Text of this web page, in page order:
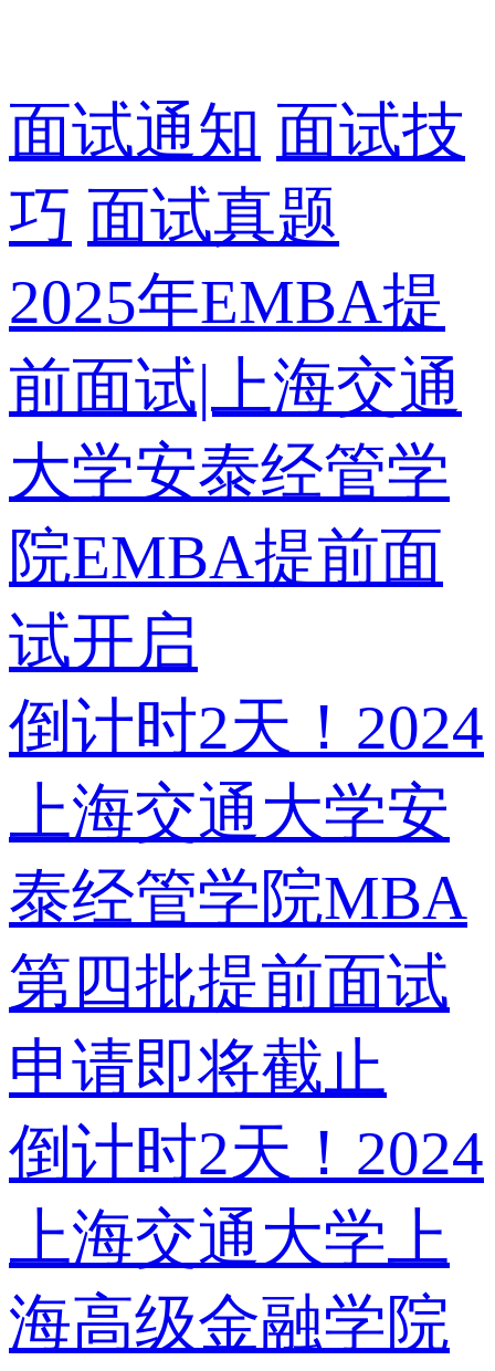
面试通知 面试技
巧 面试真题
2025年EMBA提
前面试|上海交通
大学安泰经管学
院EMBA提前面
试开启
倒计时2天！2024
上海交通大学安
泰经管学院MBA
第四批提前面试
申请即将截止
倒计时2天！2024
上海交通大学上
海高级金融学院